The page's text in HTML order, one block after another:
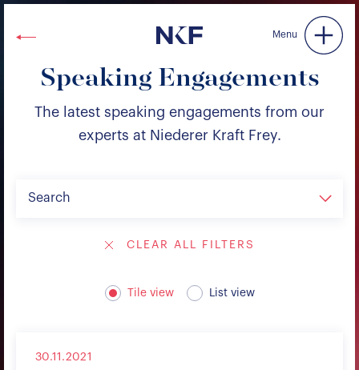
Niederer Kraft & FreyMenu
Speaking Engagements
The latest speaking engagements from our
experts at Niederer Kraft Frey.
Search
CLEAR ALL FILTERS
Tile view List view
30.11.2021